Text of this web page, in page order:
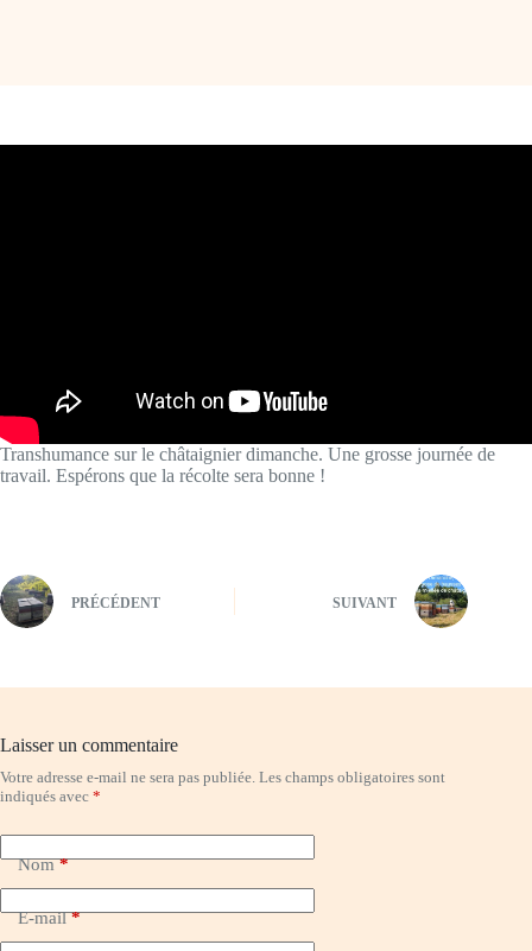
Transhumance sur le châtaignier dimanche. Une grosse journée de
travail. Espérons que la récolte sera bonne !
PRÉCÉDENT SUIVANT
Laisser un commentaire
Votre adresse e-mail ne sera pas publiée. Les champs obligatoires sont
indiqués avec *
Nom*
E-mail*